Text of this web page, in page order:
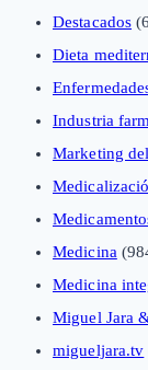
Destacados
Dieta
Industria
Marketing
Medicina
Medicina
Miguel Jara
migueljara.tv